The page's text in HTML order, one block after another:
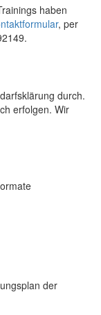
haben
, per
durch.
erfolgen. Wir
der